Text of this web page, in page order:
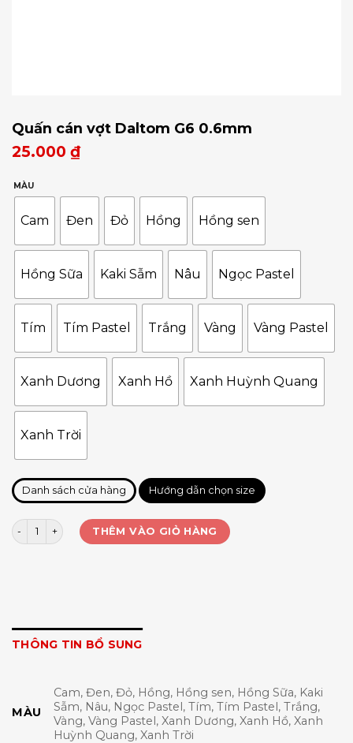
Quấn cán vợt Daltom G6 0.6mm
25.000 ₫
MÀU
Cam Đen Đỏ Hồng Hồng sen
Hồng Sữa Kaki Sẫm Nâu Ngọc Pastel
Tím Tím Pastel Trắng Vàng Vàng Pastel
Xanh Dương Xanh Hồ Xanh Huỳnh Quang
Xanh Trời
Danh sách cửa hàng Hướng dẫn chọn size
Quấn cán vợt Daltom G6 0.6mm số lượng
THÊM VÀO GIỎ HÀNG
THÔNG TIN BỔ SUNG
MÀU
Cam, Đen, Đỏ, Hồng, Hồng sen, Hồng Sữa, Kaki
Sẫm, Nâu, Ngọc Pastel, Tím, Tím Pastel, Trắng,
Vàng, Vàng Pastel, Xanh Dương, Xanh Hồ, Xanh
Huỳnh Quang, Xanh Trời